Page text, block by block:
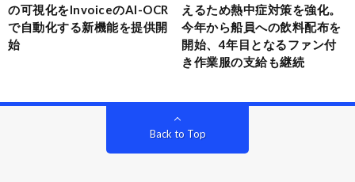
の可視化をInvoiceのAI-OCR
で自動化する新機能を提供開
始
えるため熱中症対策を強化。
今年から船員への飲料配布を
開始、4年目となるファン付
き作業服の支給も継続
Back to Top